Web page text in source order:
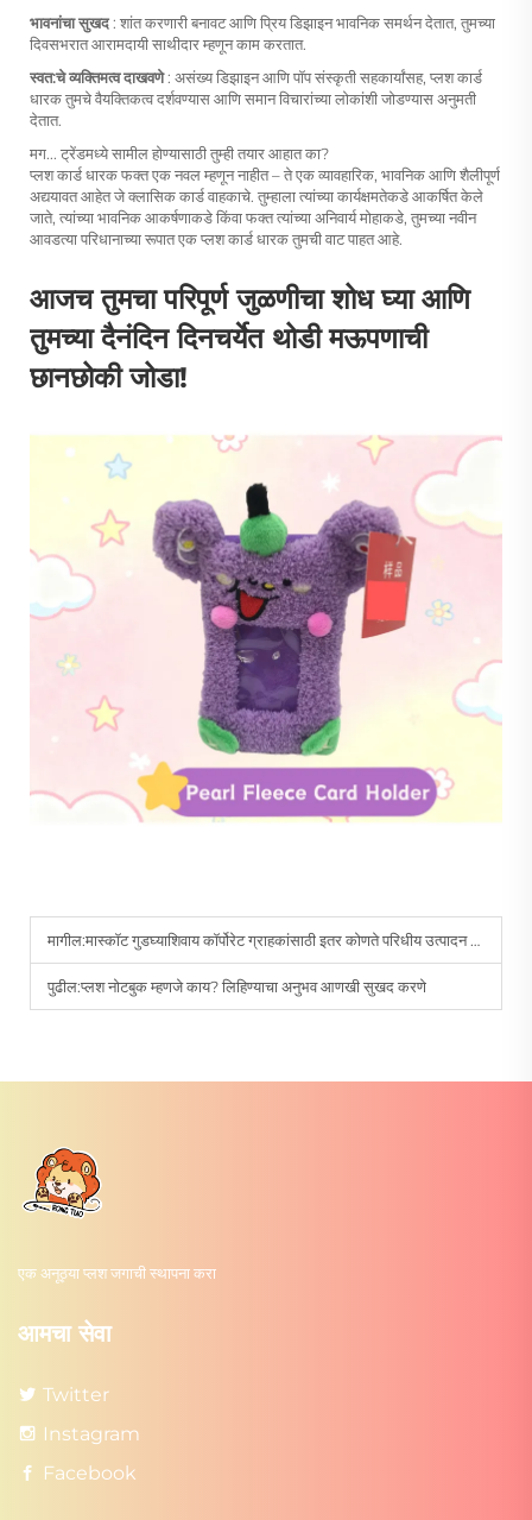
भावनांचा सुखद: शांत करणारी बनावट आणि प्रिय डिझाइन भावनिक समर्थन देतात, तुमच्या
दिवसभरात आरामदायी साथीदार म्हणून काम करतात.
स्वत:चे व्यक्तिमत्व दाखवणे: असंख्य डिझाइन आणि पॉप संस्कृती सहकार्यांसह, प्लश कार्ड
धारक तुमचे वैयक्तिकत्व दर्शवण्यास आणि समान विचारांच्या लोकांशी जोडण्यास अनुमती
देतात.
मग... ट्रेंडमध्ये सामील होण्यासाठी तुम्ही तयार आहात का?
प्लश कार्ड धारक फक्त एक नवल म्हणून नाहीत – ते एक व्यावहारिक, भावनिक आणि शैलीपूर्ण
अद्ययावत आहेत जे क्लासिक कार्ड वाहकाचे. तुम्हाला त्यांच्या कार्यक्षमतेकडे आकर्षित केले
जाते, त्यांच्या भावनिक आकर्षणाकडे किंवा फक्त त्यांच्या अनिवार्य मोहाकडे, तुमच्या नवीन
आवडत्या परिधानाच्या रूपात एक प्लश कार्ड धारक तुमची वाट पाहत आहे.
आजच तुमचा परिपूर्ण जुळणीचा शोध घ्या आणि
तुमच्या दैनंदिन दिनचर्येत थोडी मऊपणाची
छानछोकी जोडा!
मागील:मास्कॉट गुडघ्याशिवाय कॉर्पोरेट ग्राहकांसाठी इतर कोणते परिधीय उत्पादन विकसित केले जाऊ शकतात
पुढील:प्लश नोटबुक म्हणजे काय? लिहिण्याचा अनुभव आणखी सुखद करणे
एक अनूठ्या प्लश जगाची स्थापना करा
आमचा सेवा
Twitter
Instagram
Facebook